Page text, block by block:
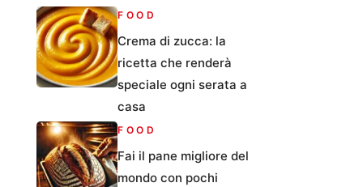
FOOD
Crema di zucca: la
ricetta che renderà
speciale ogni serata a
casa
FOOD
Fai il pane migliore del
mondo con pochi